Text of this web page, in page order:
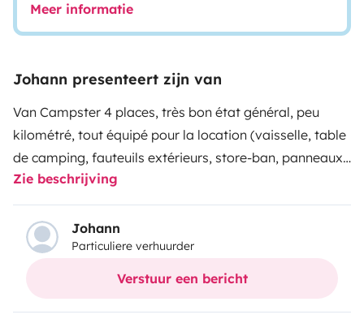
Meer informatie
Johann presenteert zijn van
Van Campster 4 places, très bon état général, peu
kilométré, tout équipé pour la location (vaisselle, table
de camping, fauteuils extérieurs, store-ban, panneaux
solaires, frigo, gaz + gaz trépied extérieur, tente de
douche (sur demande).Idéal pour une escapade avec
sa hauteur inférieur à 2 mètres et son confort de
conduite (boîte automatique, climatisation, régulateur
Zie beschrijving
Johann
Particuliere verhuurder
Verstuur een bericht